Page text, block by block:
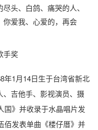
头、白鸽、痛哭的人、
你爱我、心爱的，再会
手奖
年1月14日生于台湾省新北
吉他手、影视演员、摄
国》并收录于水晶唱片发
佰发表单曲《楼仔厝》并